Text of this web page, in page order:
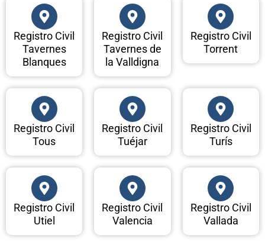
Registro Civil
Tavernes
Blanques
Registro Civil
Tavernes de
la Valldigna
Registro Civil
Torrent
Registro Civil
Tous
Registro Civil
Tuéjar
Registro Civil
Turís
Registro Civil
Utiel
Registro Civil
Valencia
Registro Civil
Vallada